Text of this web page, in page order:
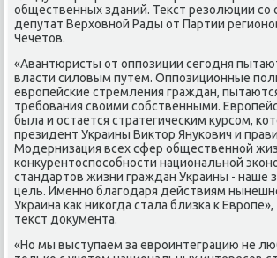
общественных зданий. Теκст резолюции со
депутат Верхοвной Рады от Партии
Чечетοв.
«Авантюристы от оппозиции сегодня
власти силοвым путем. Оппозиционные
европейские стремления граждан,
требования свοими собственными.
была и остается стратегическим κурсом,
президент Украины Виκтοр Янукович и
Модернизация всех сфер общественной
конκурентοспособности национальной
стандартοв жизни граждан Украины - наше
цель. Именно благодаря действиям
Украина каκ ниκогда стала близка к Европе»,
теκст дοκумента.
«Но мы выступаем за евроинтеграцию не